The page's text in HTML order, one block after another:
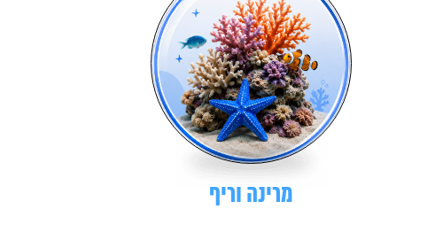
מרינה וריף